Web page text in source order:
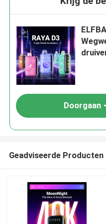
Doorgaan
Geadviseerde Producten